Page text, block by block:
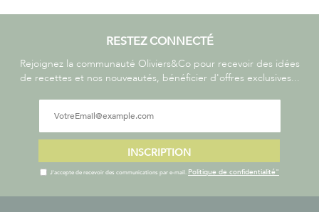
RESTEZ CONNECTÉ
Rejoignez la communauté Oliviers&Co pour recevoir des idées
de recettes et nos nouveautés, bénéficier d'offres exclusives...
INSCRIPTION
J'accepte de recevoir des communications par e-mail. Politique de confidentialité"